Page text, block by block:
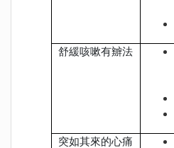
舒緩咳嗽有辧法
突如其來的心痛